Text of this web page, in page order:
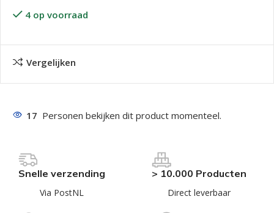
4 op voorraad
Vergelijken
17 Personen bekijken dit product momenteel.
Snelle verzending
Via PostNL
> 10.000 Producten
Direct leverbaar